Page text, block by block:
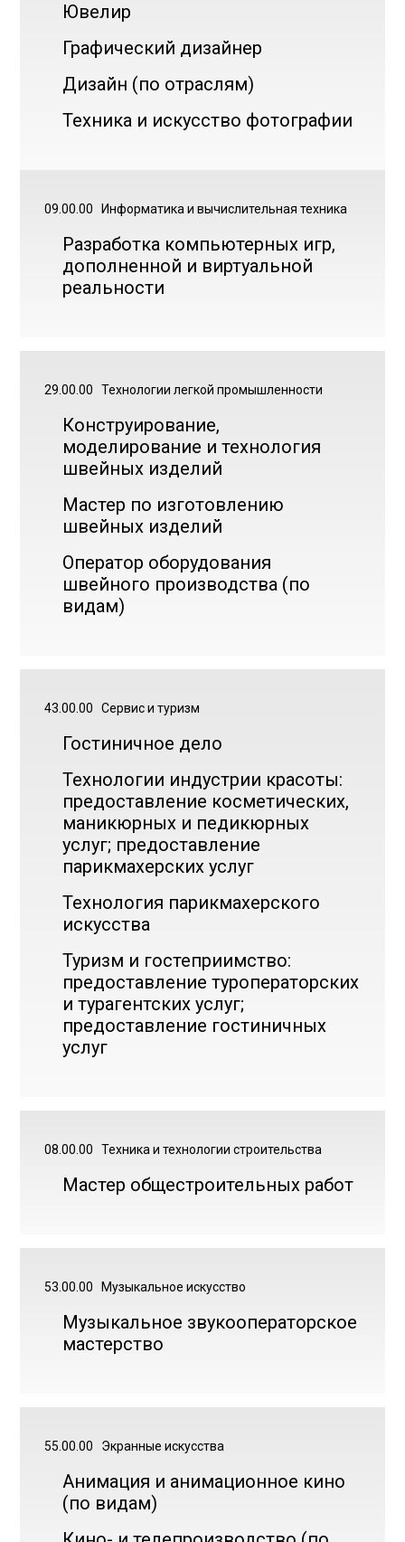
Ювелир
Графический дизайнер
Дизайн (по отраслям)
Техника и искусство фотографии
09.00.00 Информатика и вычислительная техника
Разработка компьютерных игр,
дополненной и виртуальной
реальности
29.00.00 Технологии легкой промышленности
Конструирование,
моделирование и технология
швейных изделий
Мастер по изготовлению
швейных изделий
Оператор оборудования
швейного производства (по
видам)
43.00.00 Сервис и туризм
Гостиничное дело
Технологии индустрии красоты:
предоставление косметических,
маникюрных и педикюрных
услуг; предоставление
парикмахерских услуг
Технология парикмахерского
искусства
Туризм и гостеприимство:
предоставление туроператорских
и турагентских услуг;
предоставление гостиничных
услуг
08.00.00 Техника и технологии строительства
Мастер общестроительных работ
53.00.00 Музыкальное искусство
Музыкальное звукооператорское
мастерство
55.00.00 Экранные искусства
Анимация и анимационное кино
(по видам)